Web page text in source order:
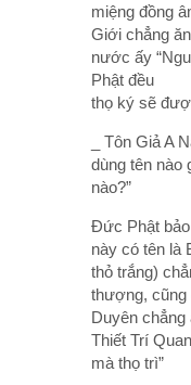
miệng đồng
Giới chẳng
nước ấy
Phật đều
thọ ký sẽ
_ Tôn Giả A
dùng tên nào
nào?”
Đức Phật bảo
này có tên là
thỏ trắng)
thượng, cũng
Duyên
Thiết Trí
mà thọ trì”